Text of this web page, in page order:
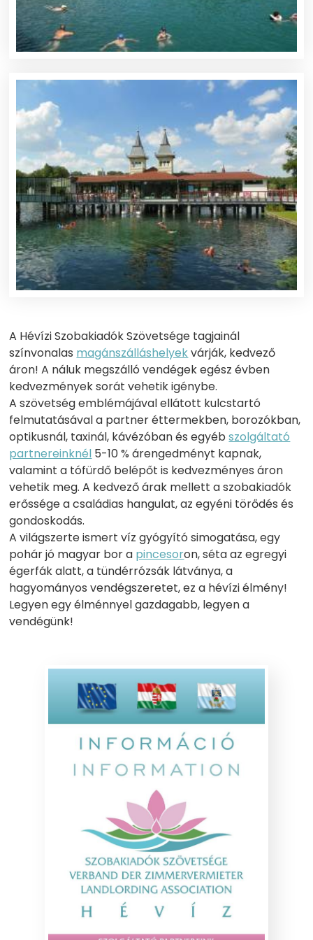
A Hévízi Szobakiadók Szövetsége tagjainál
színvonalas magánszálláshelyekvárják, kedvező
áron! A náluk megszálló vendégek egész évben
kedvezmények sorát vehetik igénybe.
A szövetség emblémájával ellátott kulcstartó
felmutatásával a partner éttermekben, borozókban,
optikusnál, taxinál, kávézóban és egyébszolgáltató
partnereinknél 5-10 % árengedményt kapnak,
valamint a tófürdő belépőt is kedvezményes áron
vehetik meg. A kedvező árak mellett a szobakiadók
erőssége a családias hangulat, az egyéni törődés és
gondoskodás.
A világszerte ismert víz gyógyító simogatása, egy
pohár jó magyar bor a pincesoron, séta az egregyi
égerfák alatt, a tündérrózsák látványa, a
hagyományos vendégszeretet, ez a hévízi élmény!
Legyen egy élménnyel gazdagabb, legyen a
vendégünk!